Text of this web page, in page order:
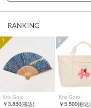
RANKING
1
Kris Goto
￥3,850(税込)
2
Kris Goto
￥5,500(税込)